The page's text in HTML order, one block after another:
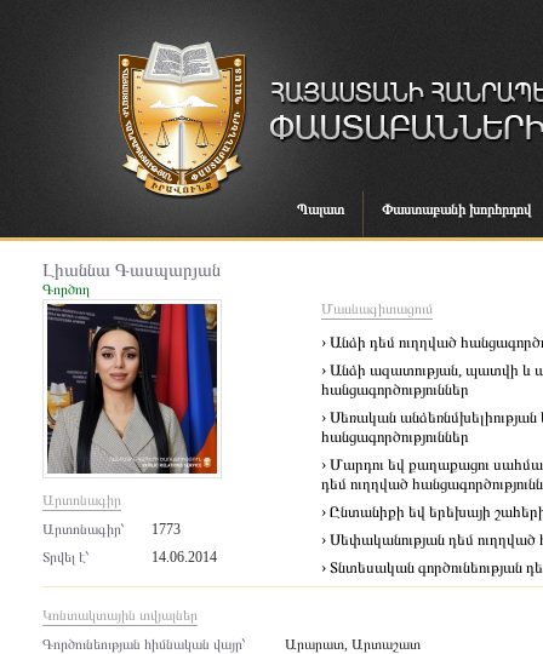
Պալատ Փաստաբանի խորհրդով
Լիաննա Գասպարյան
Գործող
Արտոնագիր
Արտոնագիր՝
1773
Տրվել է՝
14.06.2014
Մասնագիտացում
› Անձի դեմ ուղղված
› Անձի ազատության, պատվի և
հանցագործություններ
› Սեռական
հանցագործություններ
› Մարդու եվ քաղաքացու
դեմ ուղղված
› Ընտանիքի եվ երեխայի
› Սեփականության դեմ ուղղված
› Տնտեսական գործունեության
Կոնտակտային տվյալներ
Գործունեության հիմնական վայր՝
Արարատ, Արտաշատ